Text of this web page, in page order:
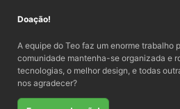
Doação!
A equipe do Teo faz um enorme trabalho
comunidade mantenha-se organizada e
tecnologias, o melhor design, e todas
nos agradecer?